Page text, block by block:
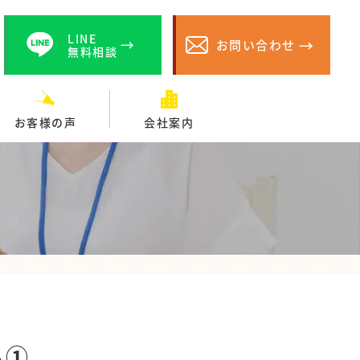
LINE
無料相談
お問い合わせ
お客様の声 会社案内